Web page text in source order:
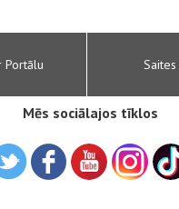
Portālu Saites
Mēs sociālajos tīklos